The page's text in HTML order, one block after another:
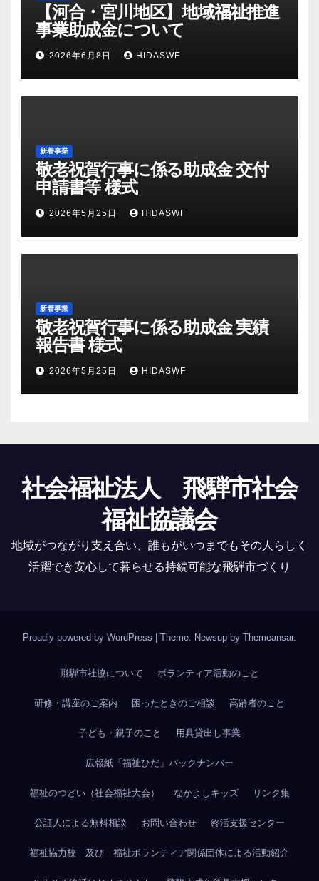
【河合・宮川地区】地域福祉推進
事業助成金について
2026年6月8日 HIDASWF
新着事業
敬老祝賀行事に係る助成金 交付
申請書等 様式
2026年5月25日 HIDASWF
新着事業
敬老祝賀行事に係る助成金 実績
報告書 様式
2026年5月25日 HIDASWF
社会福祉法人 飛騨市社会
福祉協議会
地域がつながり支え合い、誰もがいつまでもその人らしく
活躍でき安心して暮らせる持続可能な飛騨市づくり
Proudly powered by WordPress | Theme: Newsup by Themeansar.
飛騨市社協について ボランティア活動のこと
研修・講座のご案内 困ったときのご相談 高齢者のこと
子ども・親子のこと 用具貸出し事業
広報紙「福祉ひだ」バックナンバー
福祉のつどい（社会福祉大会） なかよしキッズ リンク集
公証人による無料相談 お問い合わせ 終活支援センター
福祉協力校 及び 福祉ボランティア関係団体による活動紹介